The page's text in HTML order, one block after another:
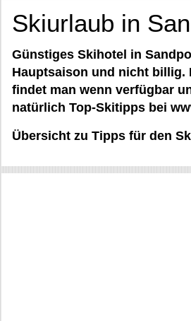
Skiurlaub in
Günstiges Skihotel in
Hauptsaison und nicht billig.
findet man wenn verfügbar
natürlich Top-Skitipps bei
Übersicht zu Tipps für den